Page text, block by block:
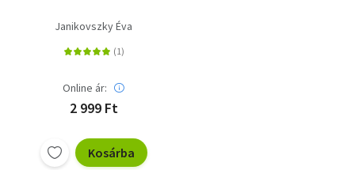
Janikovszky Éva
Online ár:
2 999 Ft
Kosárba